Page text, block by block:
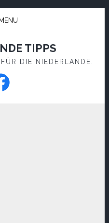
MENU
TIPPS
DIE NIEDERLANDE.